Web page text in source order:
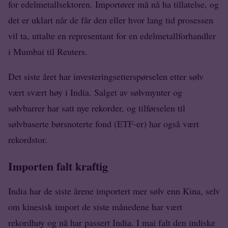
for edelmetallsektoren. Importører må nå ha tillatelse, og
det er uklart når de får den eller hvor lang tid prosessen
vil ta, uttalte en representant for en edelmetallforhandler
i Mumbai til Reuters.
Det siste året har investeringsetterspørselen etter sølv
vært svært høy i India. Salget av sølvmynter og
sølvbarrer har satt nye rekorder, og tilførselen til
sølvbaserte børsnoterte fond (ETF-er) har også vært
rekordstor.
Importen falt kraftig
India har de siste årene importert mer sølv enn Kina, selv
om kinesisk import de siste månedene har vært
rekordhøy og nå har passert India. I mai falt den indiske